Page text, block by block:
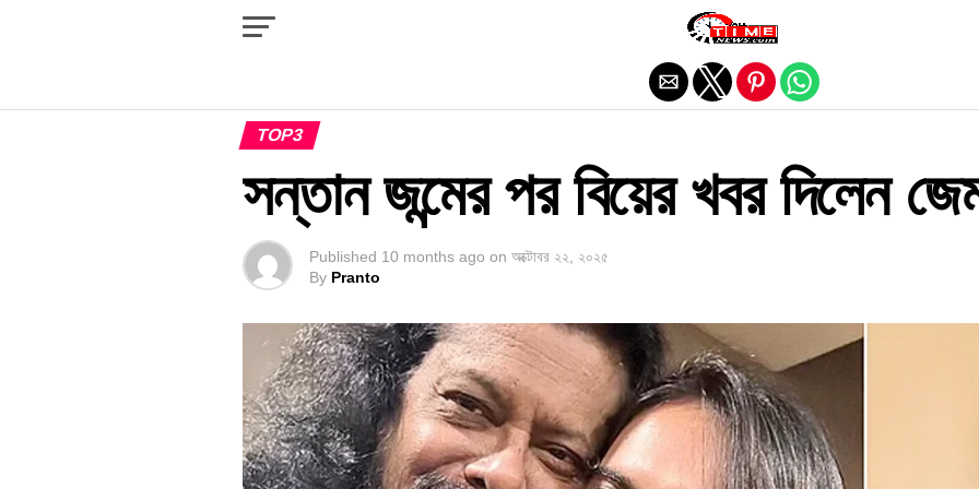
TOP3
সন্তান জন্মের পর বিয়ের খবর দিলেন
Published 10 months ago on অক্টোবর ২২, ২০২৫
By Pranto
Exit mobile version